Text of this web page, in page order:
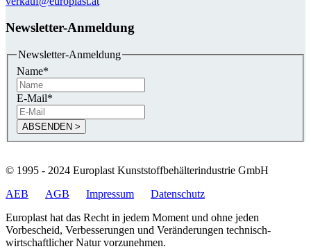
Newsletter-Anmeldung
Newsletter-Anmeldung
Name*
E-Mail*
© 1995 - 2024 Europlast Kunststoffbehälterindustrie GmbH
AEB
AGB Impressum
Datenschutz
Europlast hat das Recht in jedem Moment und ohne jeden
Vorbescheid, Verbesserungen und Veränderungen technisch-
wirtschaftlicher Natur vorzunehmen.